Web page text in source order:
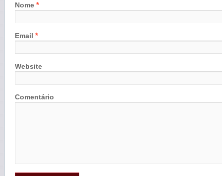
Nome *
Email *
Website
Comentário